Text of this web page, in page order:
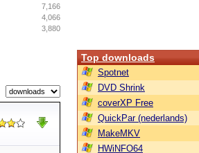
7,166
4,066
3,880
Top downloads
Spotnet
DVD Shrink
coverXP Free
QuickPar (nederlands)
MakeMKV
HWiNFO64